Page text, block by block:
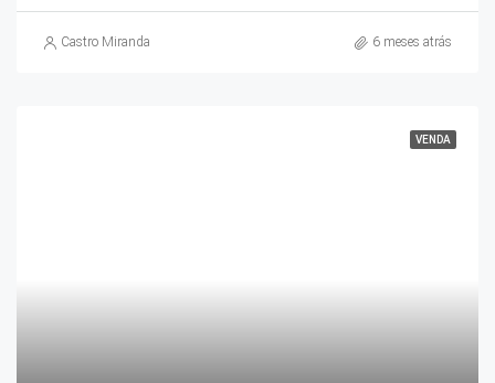
Castro Miranda 6 meses atrás
VENDA